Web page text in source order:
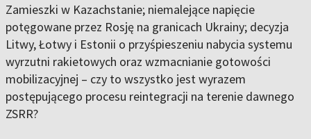
Zamieszki w Kazachstanie; niemalejące napięcie
potęgowane przez Rosję na granicach Ukrainy; decyzja
Litwy, Łotwy i Estonii o przyśpieszeniu nabycia systemu
wyrzutni rakietowych oraz wzmacnianie gotowości
mobilizacyjnej – czy to wszystko jest wyrazem
postępującego procesu reintegracji na terenie dawnego
ZSRR?